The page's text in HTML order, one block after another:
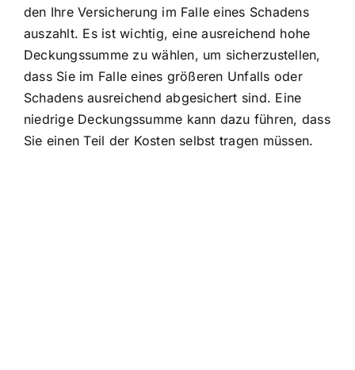
den Ihre Versicherung im Falle eines Schadens
auszahlt. Es ist wichtig, eine ausreichend hohe
Deckungssumme zu wählen, um sicherzustellen,
dass Sie im Falle eines größeren Unfalls oder
Schadens ausreichend abgesichert sind. Eine
niedrige Deckungssumme kann dazu führen, dass
Sie einen Teil der Kosten selbst tragen müssen.